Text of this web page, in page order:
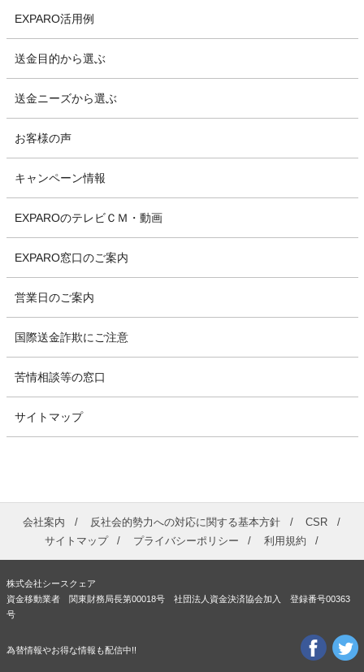
EXPARO活用例
送金目的から選ぶ
送金ニーズから選ぶ
お客様の声
キャンペーン情報
EXPAROのテレビＣＭ・動画
EXPARO窓口のご案内
営業日のご案内
国際送金詐欺にご注意
苦情相談等の窓口
サイトマップ
会社案内 反社会的勢力への対応に関する基本方針
CSR
サイトマップ
プライバシーポリシー 利用規約
株式会社シースクェア
資金移動業者 関東財務局長第00018号 社団法人資金決済協会加入 登録番号00363
号
為替情報やお得な情報も配信中!!